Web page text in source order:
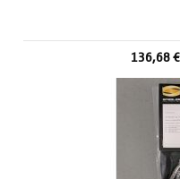
136,68 €